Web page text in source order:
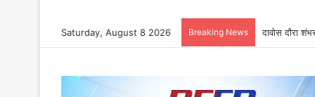
Saturday, August 8 2026 Breaking News दावोस दौरा